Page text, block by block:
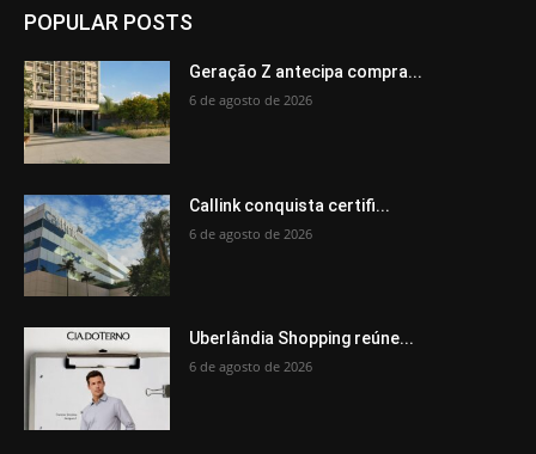
POPULAR POSTS
Geração Z antecipa compra...
6 de agosto de 2026
Callink conquista certifi...
6 de agosto de 2026
Uberlândia Shopping reúne...
6 de agosto de 2026